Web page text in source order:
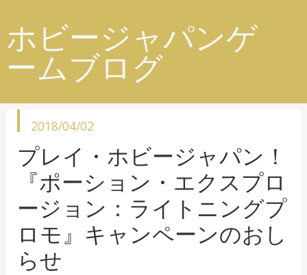
ホビージャパンゲ
ームブログ
投
日
2018/04/02
プレイ・ホビージャパン！
『ポーション・エクスプロ
ージョン：ライトニングプ
ロモ』キャンペーンのおし
らせ